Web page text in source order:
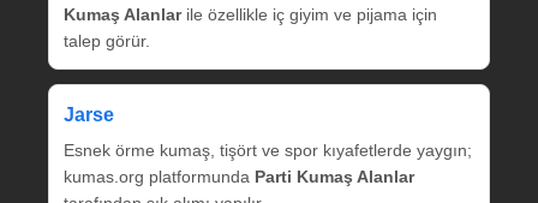
Kumaş Alanlarile özellikle iç giyim ve pijama için
talep görür.
Jarse
Esnek örme kumaş, tişört ve spor kıyafetlerde yaygın;
kumas.org platformunda Parti Kumaş Alanlar